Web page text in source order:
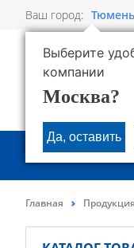
Ваш город: Тюмень
Выберите
компании
Москва?
Да, оставить
О
Главная Продукция